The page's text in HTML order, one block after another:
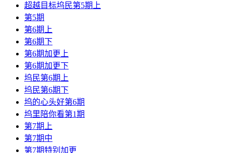
超越目标坞民第5期上
第5期
第6期上
第6期下
第6期加更上
第6期加更下
坞民第6期上
坞民第6期下
坞的心头好第6期
坞里陪你看第1期
第7期上
第7期中
第7期特别加更